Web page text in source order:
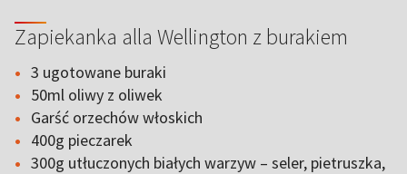
Zapiekanka alla Wellington z burakiem
3 ugotowane buraki
50ml oliwy z oliwek
Garść orzechów włoskich
400g pieczarek
300g utłuczonych białych warzyw – seler, pietruszka,